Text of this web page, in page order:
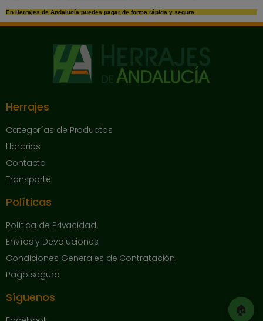
🏠
En Herrajes de Andalucía puedes pagar de forma rápida y segura
Herrajes
Categorías de Productos
Horarios
Contacto
Transporte
Políticas
Política de Privacidad
Envíos y Devoluciones
Condiciones Generales de Contratación
Pago seguro
Síguenos